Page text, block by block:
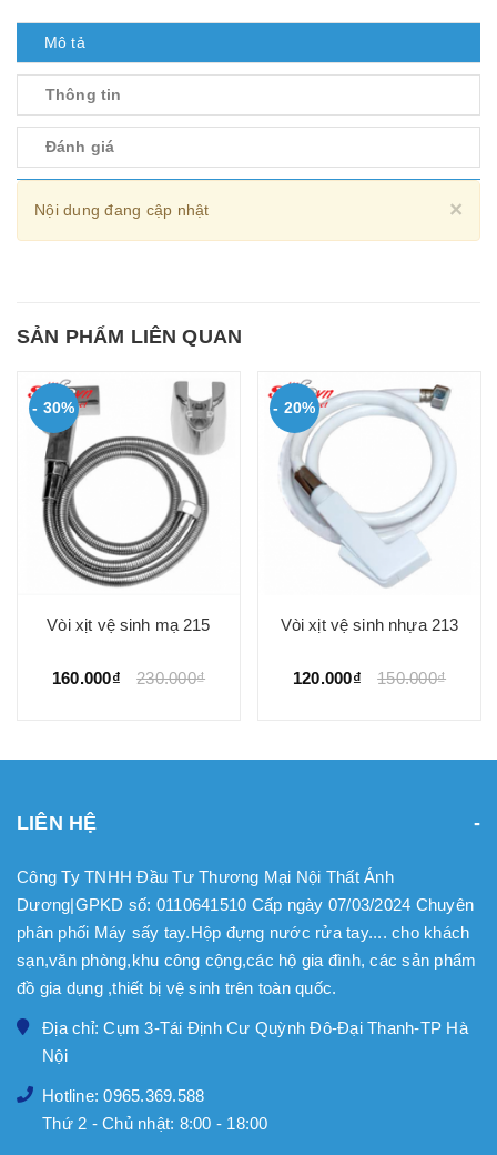
Mô tả
Thông tin
Đánh giá
×
Nội dung đang cập nhật
SẢN PHẨM LIÊN QUAN
- 30%
Vòi xịt vệ sinh mạ 215
160.000₫ 230.000₫
- 20%
Vòi xịt vệ sinh nhựa 213
120.000₫ 150.000₫
LIÊN HỆ
Công Ty TNHH Đầu Tư Thương Mại Nội Thất Ánh
Dương|GPKD số: 0110641510 Cấp ngày 07/03/2024 Chuyên
phân phối Máy sấy tay.Hộp đựng nước rửa tay.... cho khách
sạn,văn phòng,khu công cộng,các hộ gia đình, các sản phẩm
đồ gia dụng ,thiết bị vệ sinh trên toàn quốc.
Địa chỉ: Cụm 3-Tái Định Cư Quỳnh Đô-Đại Thanh-TP Hà
Nội
Hotline: 0965.369.588
Thứ 2 - Chủ nhật: 8:00 - 18:00